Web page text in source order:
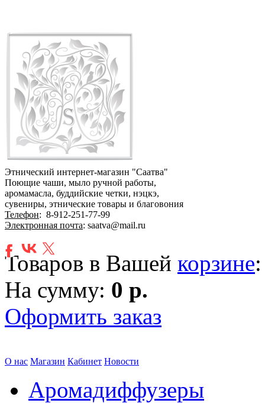
Этнический интернет-магазин "Саатва"
Поющие чаши, мыло ручной работы,
аромамасла, буддийские четки, нэцкэ,
сувениры, этнические товары и благовония
Телефон: 8-912-251-77-99
Электронная почта: saatva@mail.ru
Товаров в Вашей корзине
На сумму: 0 р.
Оформить заказ
О нас Магазин Кабинет Новости
Аромадиффузеры